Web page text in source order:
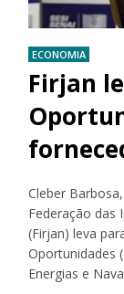
ECONOMIA
Firjan
Cleber
Federação das
(Firjan) leva
Oportunidades
Energias e